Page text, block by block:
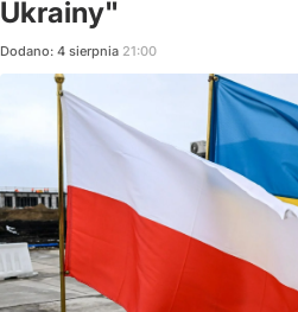
Ukrainy"
Dodano: 4 sierpnia 21:00